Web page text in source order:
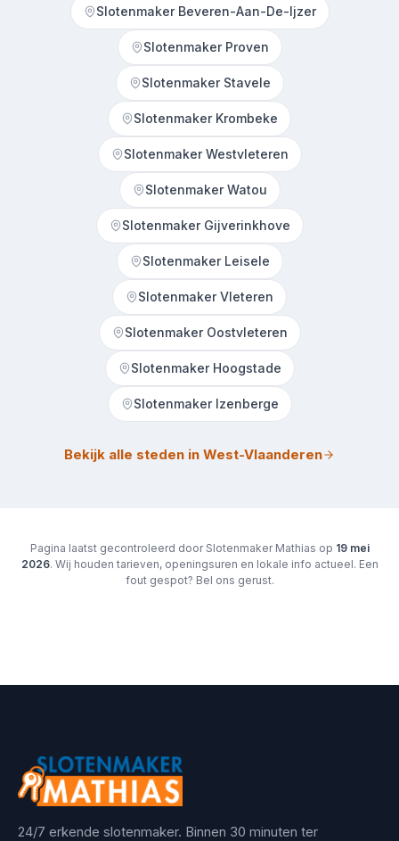
Slotenmaker Beveren-Aan-De-Ijzer
Slotenmaker Proven
Slotenmaker Stavele
Slotenmaker Krombeke
Slotenmaker Westvleteren
Slotenmaker Watou
Slotenmaker Gijverinkhove
Slotenmaker Leisele
Slotenmaker Vleteren
Slotenmaker Oostvleteren
Slotenmaker Hoogstade
Slotenmaker Izenberge
Bekijk alle steden in West-Vlaanderen
Pagina laatst gecontroleerd door Slotenmaker Mathias op 19 mei
2026. Wij houden tarieven, openingsuren en lokale info actueel. Een
fout gespot? Bel ons gerust.
24/7 erkende slotenmaker. Binnen 30 minuten ter